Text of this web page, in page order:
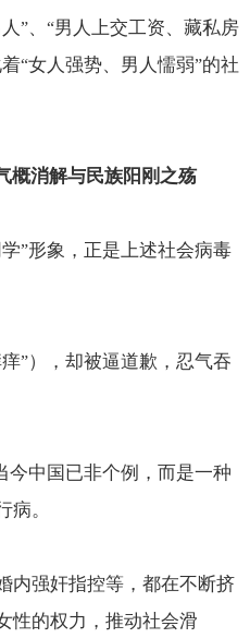
”、 “男人上交工资、藏私房
“女人强势、男人懦弱”的社
概消解与民族阳刚之殇
”形象，正是上述社会病毒
”），却被逼道歉，忍气吞
今中国已非个例，而是一种
病。
内强奸指控等，都在不断挤
性的权力，推动社会滑